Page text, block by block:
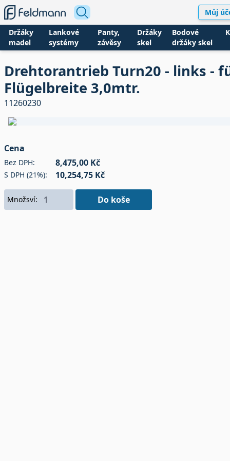
Můj
Držáky
madel
Lankové
systémy
Panty,
závěsy
Držáky
skel
Bodové
držáky skel
Drehtorantrieb Turn20 - links -
Flügelbreite 3,0mtr.
11260230
Cena
Bez DPH: 8,475,00 Kč
S DPH (21%): 10,254,75 Kč
Množsví: Do koše